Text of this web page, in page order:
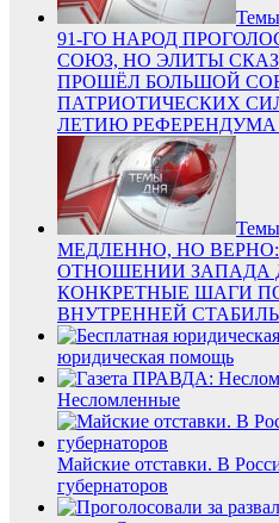
91-ГО НАРОД
СОЮЗ, НО ЭЛИТЫ
ПРОШЁЛ БОЛЬШОЙ
ПАТРИОТИЧЕСКИХ
ЛЕТИЮ РЕФЕРЕНДУМА
МЕДЛЕННО, НО
ОТНОШЕНИИ ЗАПАДА
КОНКРЕТНЫЕ ШАГИ
ВНУТРЕННЕЙ
юридическая помощь
Несломленные
Майские отставки. В
губернаторов